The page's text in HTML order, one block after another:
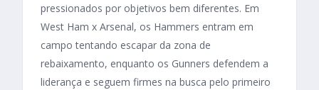
pressionados por objetivos bem diferentes. Em
West Ham x Arsenal, os Hammers entram em
campo tentando escapar da zona de
rebaixamento, enquanto os Gunners defendem a
liderança e seguem firmes na busca pelo primeiro